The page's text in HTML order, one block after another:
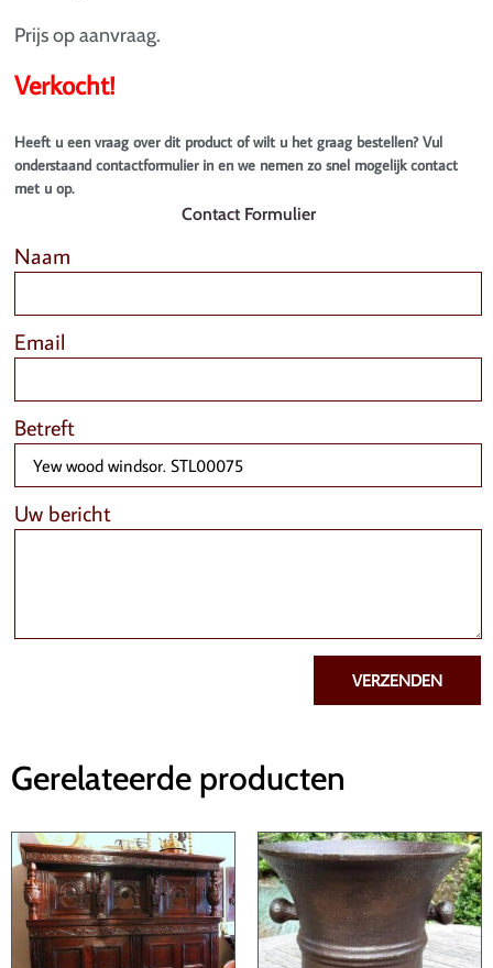
Prijs op aanvraag.
Verkocht!
Heeft u een vraag over dit product of wilt u het graag bestellen? Vul
onderstaand contactformulier in en we nemen zo snel mogelijk contact
met u op.
Contact Formulier
Naam
Email
Betreft
Uw bericht
VERZENDEN
Gerelateerde producten